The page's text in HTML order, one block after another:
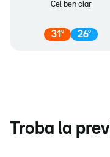
Cel ben clar
31 º 26º
Troba la